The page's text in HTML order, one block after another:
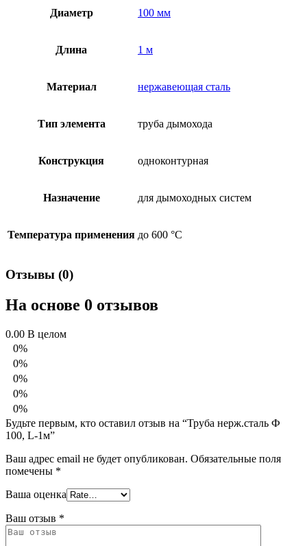
Диаметр 100 мм
Длина 1 м
Материал нержавеющая сталь
Тип элемента труба дымохода
Конструкция одноконтурная
Назначение для дымоходных систем
Температура применения до 600 °C
Отзывы (0)
На основе 0 отзывов
0.00 В целом
0%
0%
0%
0%
0%
Будьте первым, кто оставил отзыв на “Труба нерж.сталь Ф
100, L-1м”
Ваш адрес email не будет опубликован. Обязательные поля
помечены *
Ваша оценка
Ваш отзыв *